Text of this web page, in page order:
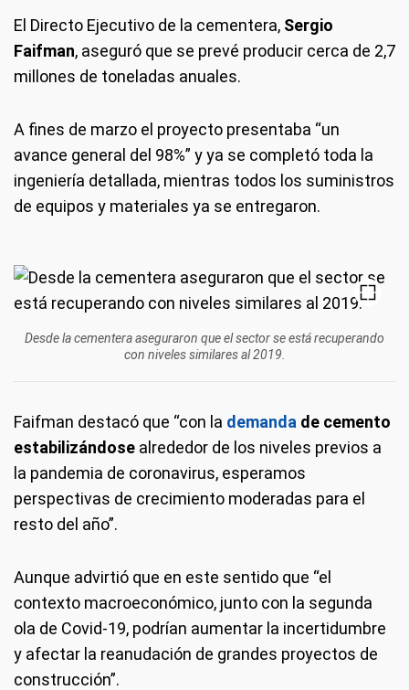
El Directo Ejecutivo de la cementera, Sergio
Faifman, aseguró que se prevé producir cerca de 2,7
millones de toneladas anuales.
A fines de marzo el proyecto presentaba “un
avance general del 98%” y ya se completó toda la
ingeniería detallada, mientras todos los suministros
de equipos y materiales ya se entregaron.
Desde la cementera aseguraron que el sector se está recuperando
con niveles similares al 2019.
Faifman destacó que “con la demanda de cemento
estabilizándose alrededor de los niveles previos a
la pandemia de coronavirus, esperamos
perspectivas de crecimiento moderadas para el
resto del año”.
Aunque advirtió que en este sentido que “el
contexto macroeconómico, junto con la segunda
ola de Covid-19, podrían aumentar la incertidumbre
y afectar la reanudación de grandes proyectos de
construcción”.